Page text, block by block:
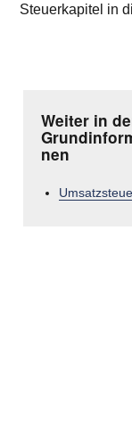
Steuerkapitel in
Weiter in
nen